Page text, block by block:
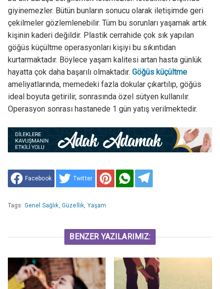
giyinemezler. Bütün bunların sonucu olarak iletişimde geri
çekilmeler gözlemlenebilir. Tüm bu sorunları yaşamak artık
kişinin kaderi değildir. Plastik cerrahide çok sık yapılan
göğüs küçültme operasyonları kişiyi bu sıkıntıdan
kurtarmaktadır. Böylece yaşam kalitesi artan hasta günlük
hayatta çok daha başarılı olmaktadır. Göğüs küçültme
ameliyatlarında, memedeki fazla dokular çıkartılıp, göğüs
ideal boyuta getirilir, sonrasında özel sütyen kullanılır.
Operasyon sonrası hastanede 1 gün yatış verilmektedir.
Facebook Twitter
Tags: Genel Sağlık, Güzellik, Yaşam
BENZER YAZILARIMIZ: